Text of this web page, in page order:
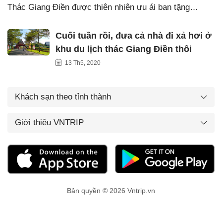
Thác Giang Điền được thiên nhiên ưu ái ban tặng…
Cuối tuần rồi, đưa cả nhà đi xả hơi ở
khu du lịch thác Giang Điền thôi
13 Th5, 2020
Khách sạn theo tỉnh thành
Giới thiệu VNTRIP
Bản quyền © 2026 Vntrip.vn